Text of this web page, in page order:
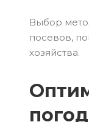
Выбор
посевов,
хозяйства.